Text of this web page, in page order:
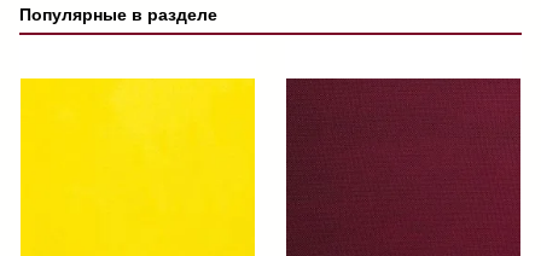
Популярные в разделе